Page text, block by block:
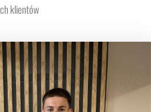
klientów